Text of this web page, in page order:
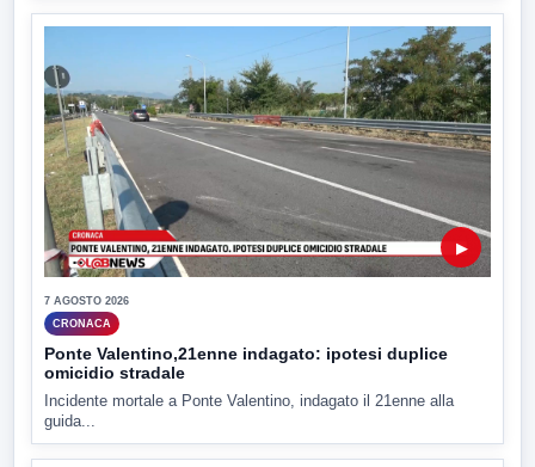
▶
7 AGOSTO 2026
CRONACA
Ponte Valentino,21enne indagato: ipotesi duplice
omicidio stradale
Incidente mortale a Ponte Valentino, indagato il 21enne alla
guida...